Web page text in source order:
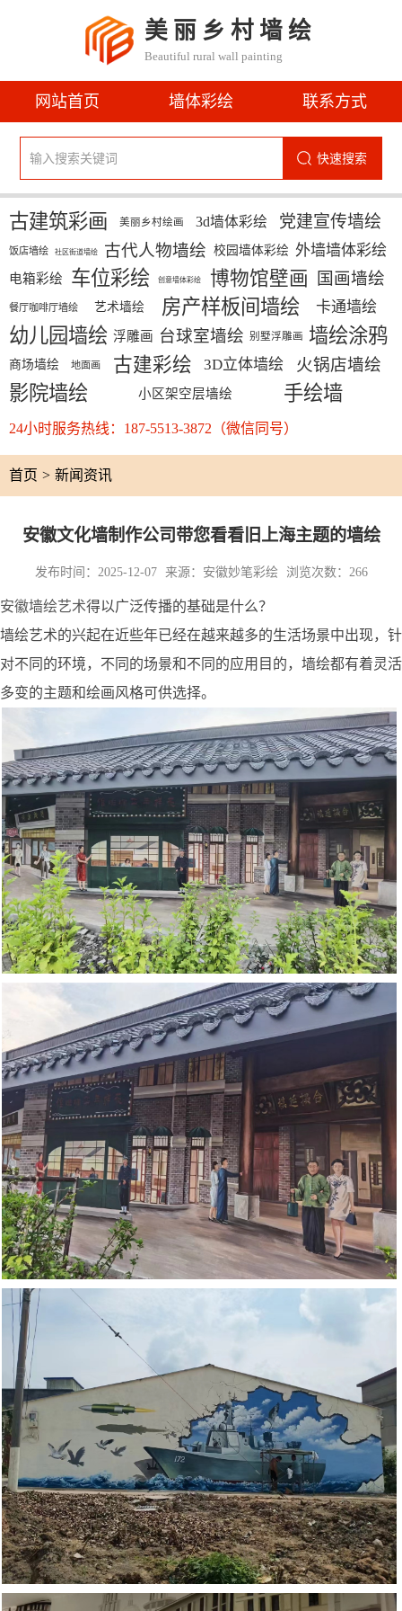
美丽乡村墙绘
Beautiful rural wall painting
网站首页 墙体彩绘 联系方式
快速搜索
古建筑彩画 美丽乡村绘画 3d墙体彩绘 党建宣传墙绘
饭店墙绘 社区街道墙绘 古代人物墙绘 校园墙体彩绘 外墙墙体彩绘
电箱彩绘 车位彩绘 创意墙体彩绘 博物馆壁画 国画墙绘
餐厅咖啡厅墙绘 艺术墙绘 房产样板间墙绘 卡通墙绘
幼儿园墙绘 浮雕画 台球室墙绘 别墅浮雕画 墙绘涂鸦
商场墙绘 地面画 古建彩绘 3D立体墙绘 火锅店墙绘
影院墙绘 小区架空层墙绘 手绘墙
24小时服务热线：187-5513-3872（微信同号）
首页 > 新闻资讯
安徽文化墙制作公司带您看看旧上海主题的墙绘
发布时间：2025-12-07 来源：安徽妙笔彩绘 浏览次数：266
安徽墙绘艺术得以广泛传播的基础是什么？
墙绘艺术的兴起在近些年已经在越来越多的生活场景中出现，针
对不同的环境，不同的场景和不同的应用目的，墙绘都有着灵活
多变的主题和绘画风格可供选择。